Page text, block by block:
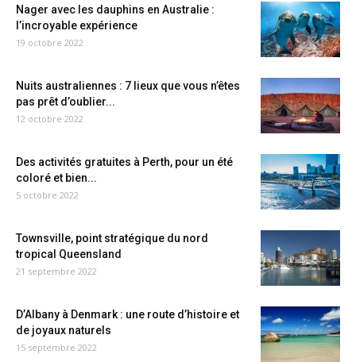
Nager avec les dauphins en Australie :
l’incroyable expérience
19 octobre 2022
Nuits australiennes : 7 lieux que vous n’êtes
pas prêt d’oublier...
12 octobre 2022
Des activités gratuites à Perth, pour un été
coloré et bien...
5 octobre 2022
Townsville, point stratégique du nord
tropical Queensland
21 septembre 2022
D’Albany à Denmark : une route d’histoire et
de joyaux naturels
15 septembre 2022